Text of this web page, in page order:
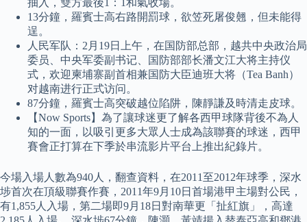
抽入，雙方最後1：1和氣收場。
13分鐘，羅賓士高右路開罰球，欲笠死屠俊翹，但未能得
逞。
人民军队：2月19日上午，在国防部总部，越共中央政治局
委员、中央军委副书记、国防部部长潘文江大将主持仪
式，欢迎柬埔寨副首相兼国防大臣迪班大将（Tea Banh）
对越南进行正式访问。
87分鐘，羅賓士高突破越位陷阱，陳靜謙及時清走皮球。
【Now Sports】為了讓球迷更了解各西甲球隊背後不為人
知的一面，以吸引更多大眾人士成為該聯賽的球迷，西甲
賽會正打算在下季於串流影片平台上推出紀錄片。
今場入場人數為940人，翻查資料，在2011至2012年球季，深水
埗首次在頂級聯賽作賽，2011年9月10日首場港甲主場對公民，
有1,855人入場，第二場即9月18日對南華更「扯紅旗」，高達